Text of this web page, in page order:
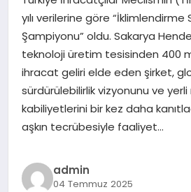
YAŞAM
EĞITIM
yılı verilerine göre
Şampiyonu” oldu. Sakarya
teknoloji üretim tesisinden 400
ihracat geliri elde eden şirket,
sürdürülebilirlik vizyonunu ve
kabiliyetlerini bir kez daha
aşkın tecrübesiyle faaliyet…
admin
04 Temmuz 2025